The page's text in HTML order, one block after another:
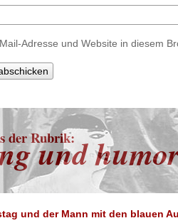
Adresse und Website in diesem
der Rubrik:
und
und der Mann mit den blauen